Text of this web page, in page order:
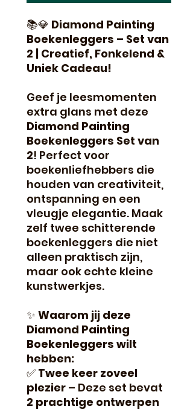
📚💎 Diamond Painting
Boekenleggers – Set van
2 | Creatief, Fonkelend &
Uniek Cadeau!
Geef je leesmomenten
extra glans met deze
Diamond Painting
Boekenleggers Set van
2! Perfect voor
boekenliefhebbers die
houden van creativiteit,
ontspanning en een
vleugje elegantie. Maak
zelf twee schitterende
boekenleggers die niet
alleen praktisch zijn,
maar ook echte kleine
kunstwerkjes.
✨ Waarom jij deze
Diamond Painting
Boekenleggers wilt
hebben:
✅ Twee keer zoveel
plezier – Deze set bevat
2 prachtige ontwerpen